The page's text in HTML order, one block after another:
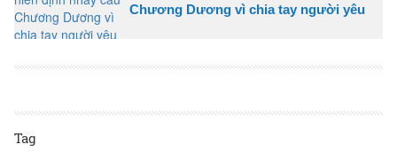
Chương Dương vì chia tay người yêu
Tag